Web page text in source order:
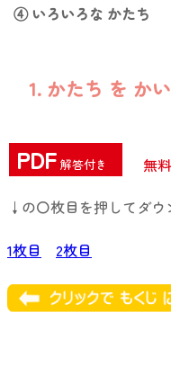
④ いろいろな かたち
1. かたち を か
PDF 解答付き
無料
↓の〇枚目を押してダウ
1枚目
2枚目